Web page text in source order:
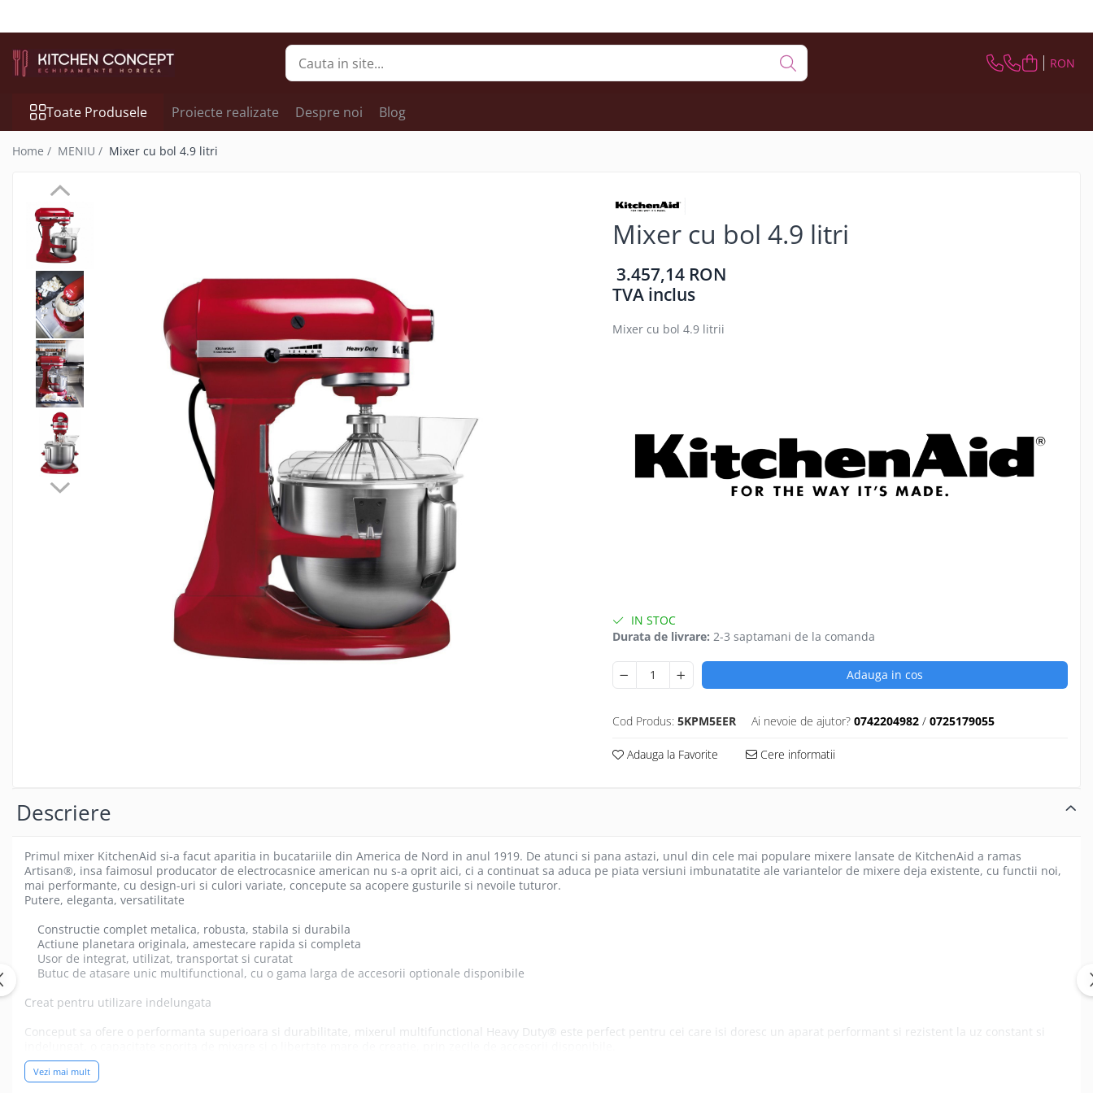
Toate Produsele
Pizza
Banc de pizza
Vitrine pizza
Malaxor aluat
Cuptoare cu banda pentru pizza și
covrigi
Cuptor de Pizza
Formator aluat pizza
Masini de preparare
Bucatarie
Linie 600
Masini de gatit
Friteuza
Fry top / Gratar cu roca vulcanica
Masina de fiert paste
Linie 700
Masini de gatit
Fry top / Gratar cu roca vulcanica
Aparate de mentinut cartofii la cald
Masina de fiert paste
Plan cald
Plita cu inductie
Masini de preparare
Masina de taiat legume si discuri
de feliere
Cuttere
Feliator mezeluri - Feliator carne
Masina de tocat carne si Masina
de razuit
RON
Toate Produsele Proiecte realizate Despre noi Blog
Home / MENIU / Mixer cu bol 4.9 litri
Mixer cu bol 4.9 litri
3.457,14 RON
TVA inclus
Mixer cu bol 4.9 litrii
IN STOC
Durata de livrare: 2-3 saptamani de la comanda
Adauga in cos
Cod Produs: 5KPM5EER Ai nevoie de ajutor? 0742204982 / 0725179055
Adauga la Favorite Cere informatii
Descriere
Primul mixer KitchenAid si-a facut aparitia in bucatariile din America de Nord in anul 1919. De atunci si pana astazi, unul din cele mai populare mixere lansate de KitchenAid a ramas
Artisan®, insa faimosul producator de electrocasnice american nu s-a oprit aici, ci a continuat sa aduca pe piata versiuni imbunatatite ale variantelor de mixere deja existente, cu functii noi,
mai performante, cu design-uri si culori variate, concepute sa acopere gusturile si nevoile tuturor.
Putere, eleganta, versatilitate
Constructie complet metalica, robusta, stabila si durabila
Actiune planetara originala, amestecare rapida si completa
Usor de integrat, utilizat, transportat si curatat
Butuc de atasare unic multifunctional, cu o gama larga de accesorii optionale disponibile
Creat pentru utilizare indelungata
Conceput sa ofere o performanta superioara si durabilitate, mixerul multifunctional Heavy Duty® este perfect pentru cei care isi doresc un aparat performant si rezistent la uz constant si
Eficienta crescuta, consum redus
Vezi mai mult